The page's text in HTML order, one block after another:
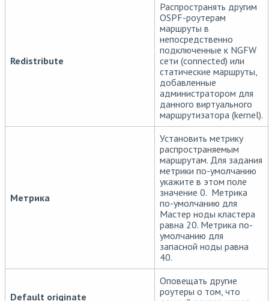
Redistribute
Распространять другим
OSPF-роутерам
маршруты в
непосредственно
подключенные к NGFW
сети (connected) или
статические маршруты,
добавленные
администратором для
данного виртуального
маршрутизатора (kernel).
Метрика
Установить метрику
распространяемым
маршрутам. Для задания
метрики по-умолчанию
укажите в этом поле
значение 0. Метрика
по-умолчанию для
Мастер ноды кластера
равна 20. Метрика по-
умолчанию для
запасной ноды равна
40.
Default originate
Оповещать другие
роутеры о том, что